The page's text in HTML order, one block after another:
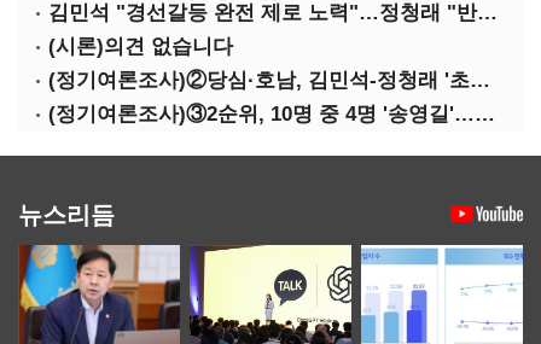
김민석 "경선갈등 완전 제로 노력"…정청래 "반명 공세 사과부터"
(시론)의견 없습니다
(정기여론조사)②당심·호남, 김민석-정청래 '초접전'
(정기여론조사)③2순위, 10명 중 4명 '송영길'…정청래 '한 자릿수'
뉴스리듬